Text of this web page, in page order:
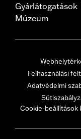
Gyárlátogatások
Múzeum
Felhasználási
Adatvédelmi
Cookie-beállítások